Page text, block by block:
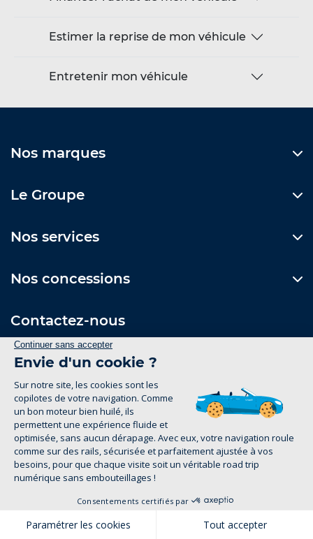
Estimer la reprise de mon véhicule
Entretenir mon véhicule
Nos marques
Le Groupe
Nos services
Nos concessions
Contactez-nous
Formulaire de contact
Suivez-nous
Mentions Légales
Politique de confidentialité
groupe-legrand.fr 2026
Pour les trajets courts, privilégiez la marche ou le
1